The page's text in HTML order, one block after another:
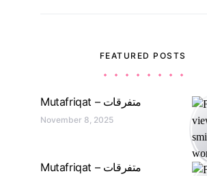
FEATURED POSTS
Mutafriqat – متفرقات
November 8, 2025
Mutafriqat – متفرقات